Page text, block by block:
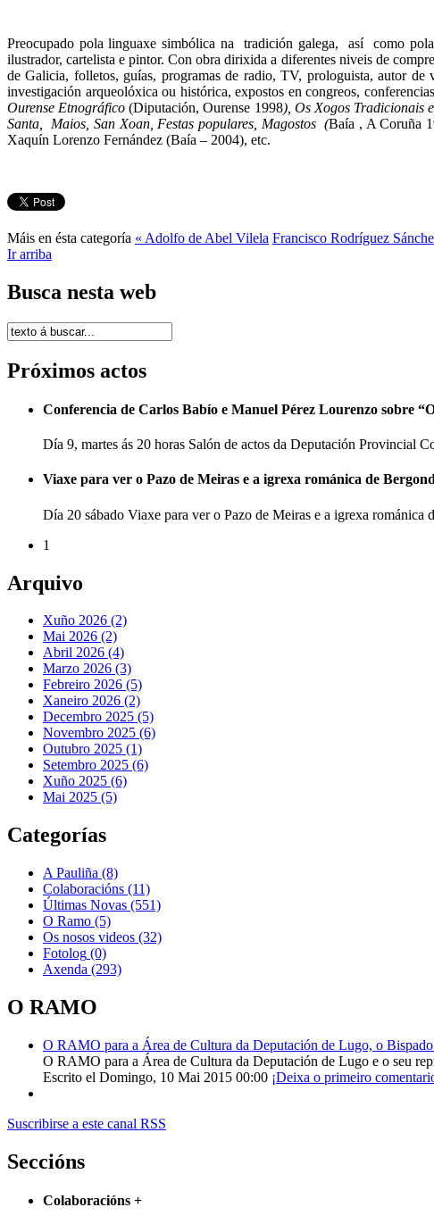
Preocupado pola linguaxe simbólica na tradición galega, así como
ilustrador, cartelista e pintor. Con obra dirixida a diferentes niveis de
de Galicia, folletos, guías, programas de radio, TV, prologuista, autor de
investigación arqueolóxica ou histórica, expostos en congreos,
Ourense Etnográfico (Diputación, Ourense 1998), Os Xogos Tradicionais
Santa, Maios, San Xoan, Festas populares, Magostos (Baía , A Coruña
Xaquín Lorenzo Fernández (Baía – 2004), etc.
Máis en ésta categoría « Adolfo de Abel Vilela Francisco Rodríguez
Ir arriba
Busca nesta web
Próximos actos
Conferencia de Carlos Babío e Manuel Pérez Lourenzo sobre
Día 9, martes ás 20 horas Salón de actos da Deputación Provincial
Viaxe para ver o Pazo de Meiras e a igrexa románica de
Día 20 sábado Viaxe para ver o Pazo de Meiras e a igrexa románica
1
Arquivo
Xuño 2026 (2)
Mai 2026 (2)
Abril 2026 (4)
Marzo 2026 (3)
Febreiro 2026 (5)
Xaneiro 2026 (2)
Decembro 2025 (5)
Novembro 2025 (6)
Outubro 2025 (1)
Setembro 2025 (6)
Xuño 2025 (6)
Mai 2025 (5)
Categorías
A Pauliña (8)
Colaboracións (11)
Últimas Novas (551)
O Ramo (5)
Os nosos videos (32)
Fotolog (0)
Axenda (293)
O RAMO
O RAMO para a Área de Cultura da Deputación de Lugo, o
O RAMO para a Área de Cultura da Deputación de Lugo e o seu
Escrito el Domingo, 10 Mai 2015 00:00 ¡Deixa o primeiro
Suscribirse a este canal RSS
Seccións
Colaboracións +